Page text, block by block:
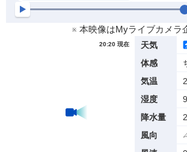
※ 本映像はMyライブカメラ
20:20 現在 天気
体感
気温
湿度
降水量
風向